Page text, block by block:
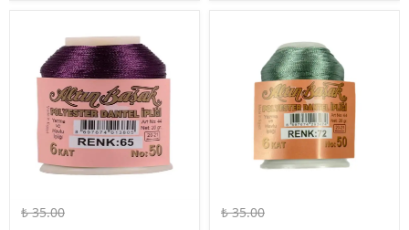
₺ 35.00 ₺ 35.00